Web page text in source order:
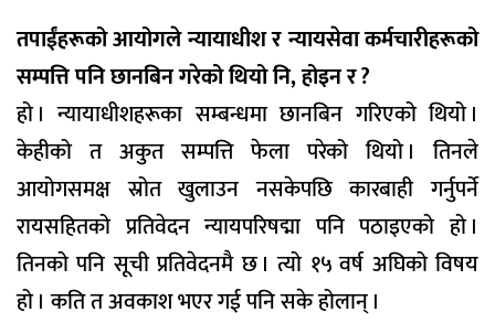
तपाईंहरूको आयोगले न्यायाधीश र न्यायसेवा कर्मचारीहरूको
सम्पत्ति पनि छानबिन गरेको थियो नि, होइन र ?
हो । न्यायाधीशहरूका सम्बन्धमा छानबिन गरिएको थियो ।
केहीको त अकुत सम्पत्ति फेला परेको थियो । तिनले
आयोगसमक्ष स्रोत खुलाउन नसकेपछि कारबाही गर्नुपर्ने
रायसहितको प्रतिवेदन न्यायपरिषद्मा पनि पठाइएको हो ।
तिनको पनि सूची प्रतिवेदनमै छ । त्यो १५ वर्ष अघिको विषय
हो । कति त अवकाश भएर गई पनि सके होलान् ।